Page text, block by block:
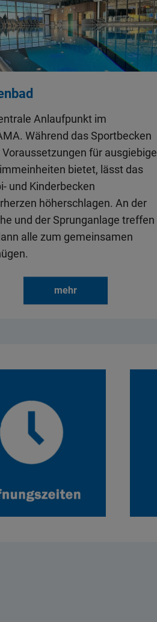
Anlaufpunkt im
Während das Sportbecken
Voraussetzungen für ausgiebige
bietet, lässt das
und Kinderbecken
höherschlagen. An der
und der Sprunganlage treffen
alle zum gemeinsamen
mehr